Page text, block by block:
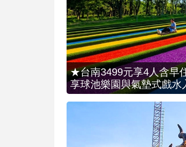
★台南3499元享4人含早
享球池樂園與氣墊式戲水